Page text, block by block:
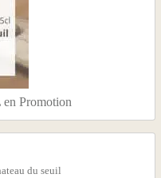
Promotion
du seuil